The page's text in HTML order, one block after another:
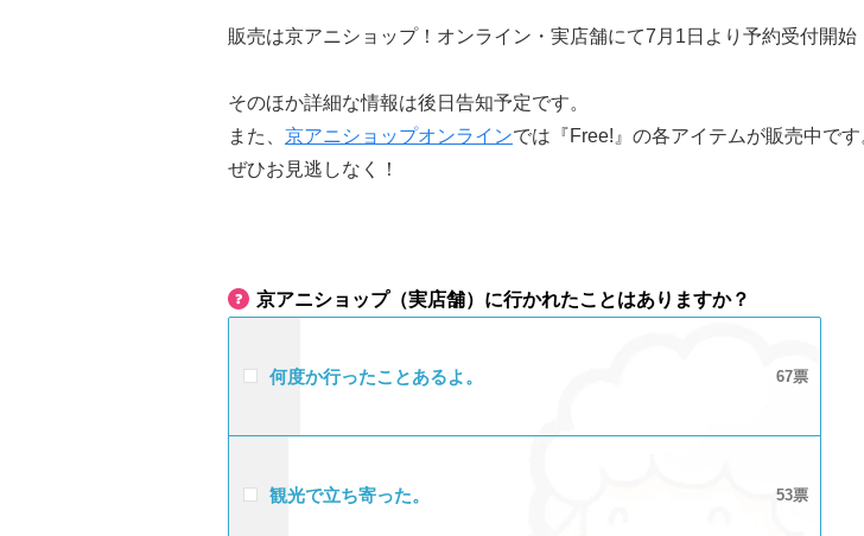
販売は京アニショップ！オンライン・実店舗にて7月1日より予約受付開始
そのほか詳細な情報は後日告知予定です。
また、 京アニショップオンラインでは『Free!』の各アイテムが販売中です
ぜひお見逃しなく！
京アニショップ（実店舗）に行かれたことはありますか？
何度か行ったことあるよ。 67
観光で立ち寄った。 53